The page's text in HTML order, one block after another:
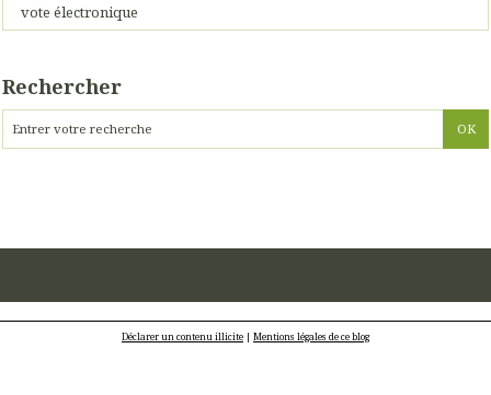
vote électronique
Rechercher
Déclarer un contenu illicite | Mentions légales de ce blog